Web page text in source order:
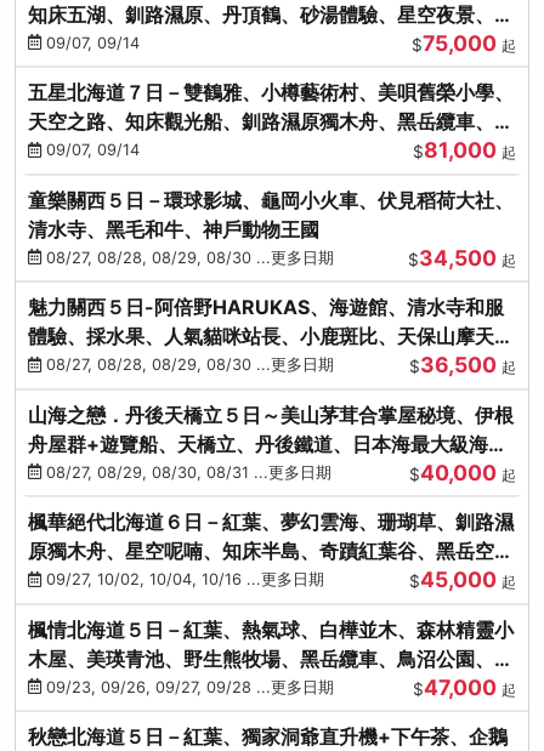
知床五湖、釧路濕原、丹頂鶴、砂湯體驗、星空夜景、洞
爺花火、螃蟹懷石料理
09/07, 09/14 $75,000 起
五星北海道７日－雙鶴雅、小樽藝術村、美唄舊榮小學、
天空之路、知床觀光船、釧路濕原獨木舟、黑岳纜車、流
冰硝子館DIY玻璃杯
09/07, 09/14 $81,000 起
童樂關西５日－環球影城、龜岡小火車、伏見稻荷大社、
清水寺、黑毛和牛、神戶動物王國
08/27, 08/28, 08/29, 08/30 ...更多日期 $34,500 起
魅力關西５日-阿倍野HARUKAS、海遊館、清水寺和服
體驗、採水果、人氣貓咪站長、小鹿斑比、天保山摩天
輪、水上巴士
08/27, 08/28, 08/29, 08/30 ...更多日期 $36,500 起
山海之戀．丹後天橋立５日～美山茅茸合掌屋秘境、伊根
舟屋群+遊覽船、天橋立、丹後鐵道、日本海最大級海鮮
市場08/27, 08/29, 08/30, 08/31 ...更多日期 $40,000 起
楓華絕代北海道６日－紅葉、夢幻雲海、珊瑚草、釧路濕
原獨木舟、星空呢喃、知床半島、奇蹟紅葉谷、黑岳空中
纜車、旭山動物園
09/27, 10/02, 10/04, 10/16 ...更多日期 $45,000 起
楓情北海道５日－紅葉、熱氣球、白樺並木、森林精靈小
木屋、美瑛青池、野生熊牧場、黑岳纜車、鳥沼公園、紅
葉奇蹟谷、螃蟹吃到飽
09/23, 09/26, 09/27, 09/28 ...更多日期 $47,000 起
秋戀北海道５日－紅葉、獨家洞爺直升機+下午茶、企鵝